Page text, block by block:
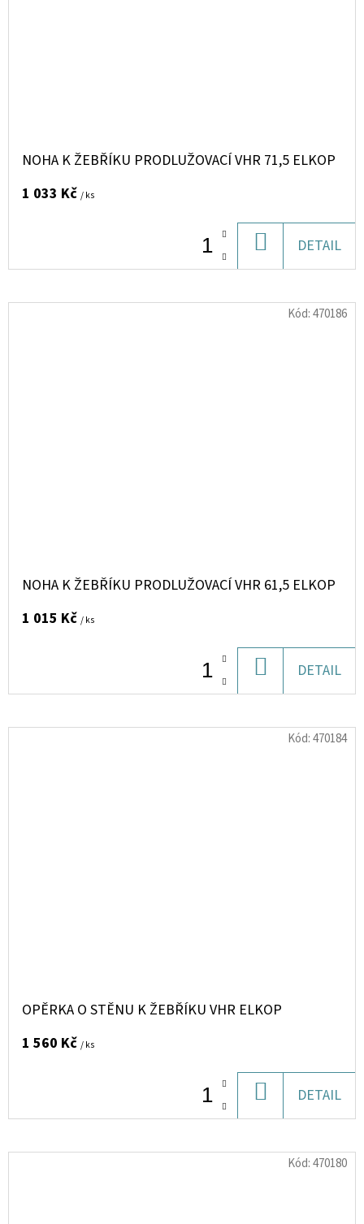
NOHA K ŽEBŘÍKU PRODLUŽOVACÍ VHR 71,5 ELKOP
1 033 Kč / ks
KOŠÍKU
DETAIL
NOHA K ŽEBŘÍKU PRODLUŽOVACÍ VHR 61,5 ELKOP
1 015 Kč / ks
KOŠÍKU
DETAIL
Kód:470186
OPĚRKA O STĚNU K ŽEBŘÍKU VHR ELKOP
1 560 Kč / ks
KOŠÍKU
DETAIL
Kód:470184
Kód:470180